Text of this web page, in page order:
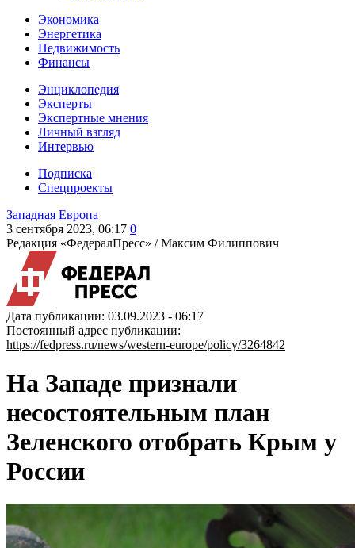
Экономика
Энергетика
Недвижимость
Финансы
Энциклопедия
Эксперты
Экспертные мнения
Личный взгляд
Интервью
Подписка
Спецпроекты
Западная Европа
3 сентября 2023, 06:17 0
Редакция «ФедералПресс» /Максим Филиппович
Дата публикации: 03.09.2023 - 06:17
Постоянный адрес публикации:
https://fedpress.ru/news/western-europe/policy/3264842
На Западе признали
несостоятельным план
Зеленского отобрать Крым у
России